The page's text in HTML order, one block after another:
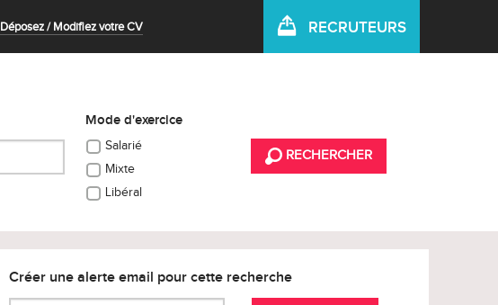
Déposez / Modifiez votre CV RECRUTEURS
Mode d'exercice
Salarié
Mixte
Libéral
RECHERCHER
Créer une alerte email pour cette recherche